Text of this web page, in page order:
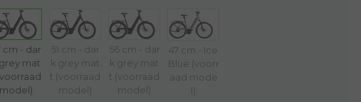
cm - dar
mat
model)
51 cm - dar
k grey mat
t (voorraad
model)
56 cm - dar
k grey mat
t (voorraad
model)
47 cm - Ice
Blue (voorr
aad mode
l)